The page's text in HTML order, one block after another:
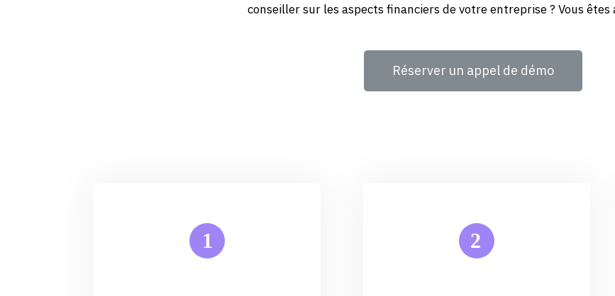
conseiller sur les aspects financiers de votre entreprise ? Vous êtes
Réserver un appel de démo
1 2